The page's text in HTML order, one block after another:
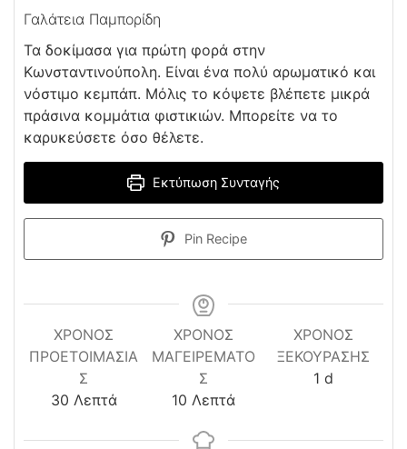
Γαλάτεια Παμπορίδη
Τα δοκίμασα για πρώτη φορά στην
Κωνσταντινούπολη. Είναι ένα πολύ αρωματικό και
νόστιμο κεμπάπ. Μόλις το κόψετε βλέπετε μικρά
πράσινα κομμάτια φιστικιών. Μπορείτε να το
καρυκεύσετε όσο θέλετε.
Εκτύπωση Συνταγής
Pin Recipe
ΧΡΌΝΟΣ
ΠΡΟΕΤΟΙΜΑΣΊΑ
Σ
30minutes
Λεπτά
ΧΡΟΝΟΣ
ΜΑΓΕΙΡΕΜΑΤΟ
Σ
10 minutes
Λεπτά
ΧΡΌΝΟΣ
ΞΕΚΟΎΡΑΣΗΣ
1 day
d